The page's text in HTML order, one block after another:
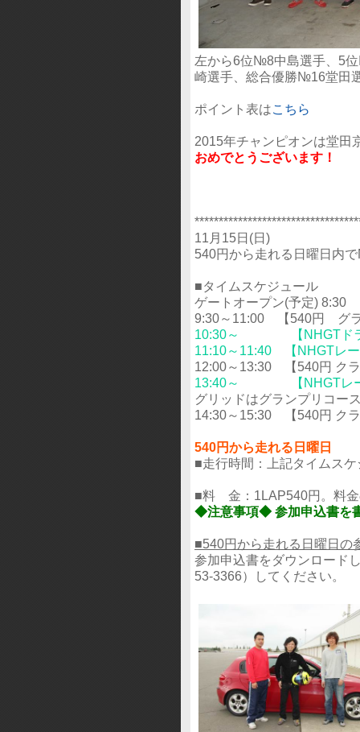
左から6位№8中島選手、5
崎選手、総合優勝№16堂田
ポイント表はこちら
2015年チャンピオンは堂田
おめでとうございます！
11月15日(日)
540円から走れる日曜日内
■タイムスケジュール
ゲートオープン(予定) 8:30
9:30～11:00 【540円 グ
10:30～ 【NHGTドラ
11:10～11:40 【NHGTレ
12:00～13:30 【540円 ク
13:40～ 【NHGTレー
グリッドはグランプリコー
14:30～15:30 【540円 ク
540円から走れる日曜日
■走行時間：上記タイムス
■料 金：1LAP540円。料金
◆注意事項◆ 参加申込書を
■540円から走れる日曜日
参加申込書をダウンロード
53-3366）してください。